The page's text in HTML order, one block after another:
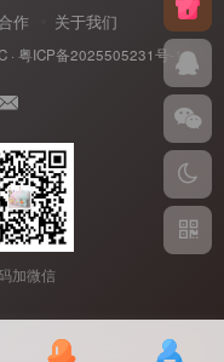
作 关于我们
· 粤ICP备2025505231号-1.
加微信